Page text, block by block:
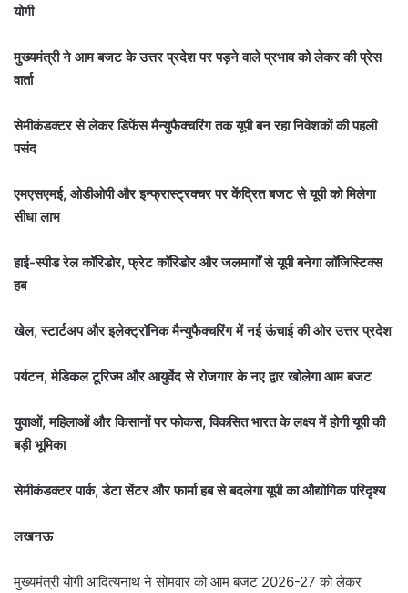
योगी
मुख्यमंत्री ने आम बजट के उत्तर प्रदेश पर पड़ने वाले प्रभाव को लेकर की प्रेस
वार्ता
सेमीकंडक्टर से लेकर डिफेंस मैन्युफैक्चरिंग तक यूपी बन रहा निवेशकों की पहली
पसंद
एमएसएमई, ओडीओपी और इन्फ्रास्ट्रक्चर पर केंद्रित बजट से यूपी को मिलेगा
सीधा लाभ
हाई-स्पीड रेल कॉरिडोर, फ्रेट कॉरिडोर और जलमार्गों से यूपी बनेगा लॉजिस्टिक्स
हब
खेल, स्टार्टअप और इलेक्ट्रॉनिक मैन्युफैक्चरिंग में नई ऊंचाई की ओर उत्तर प्रदेश
पर्यटन, मेडिकल टूरिज्म और आयुर्वेद से रोजगार के नए द्वार खोलेगा आम बजट
युवाओं, महिलाओं और किसानों पर फोकस, विकसित भारत के लक्ष्य में होगी यूपी की
बड़ी भूमिका
सेमीकंडक्टर पार्क, डेटा सेंटर और फार्मा हब से बदलेगा यूपी का औद्योगिक परिदृश्य
लखनऊ
मुख्यमंत्री योगी आदित्यनाथ ने सोमवार को आम बजट 2026-27 को लेकर